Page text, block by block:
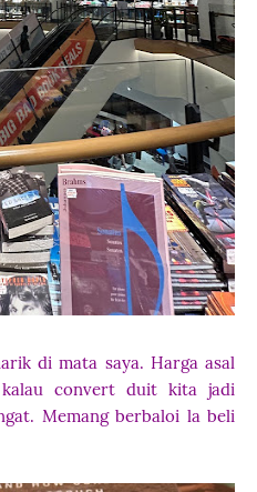
di mata saya. Harga asal
convert duit kita jadi
Memang berbaloi la beli